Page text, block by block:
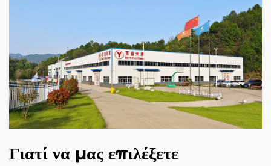
Γιατί να μας επιλέξετε